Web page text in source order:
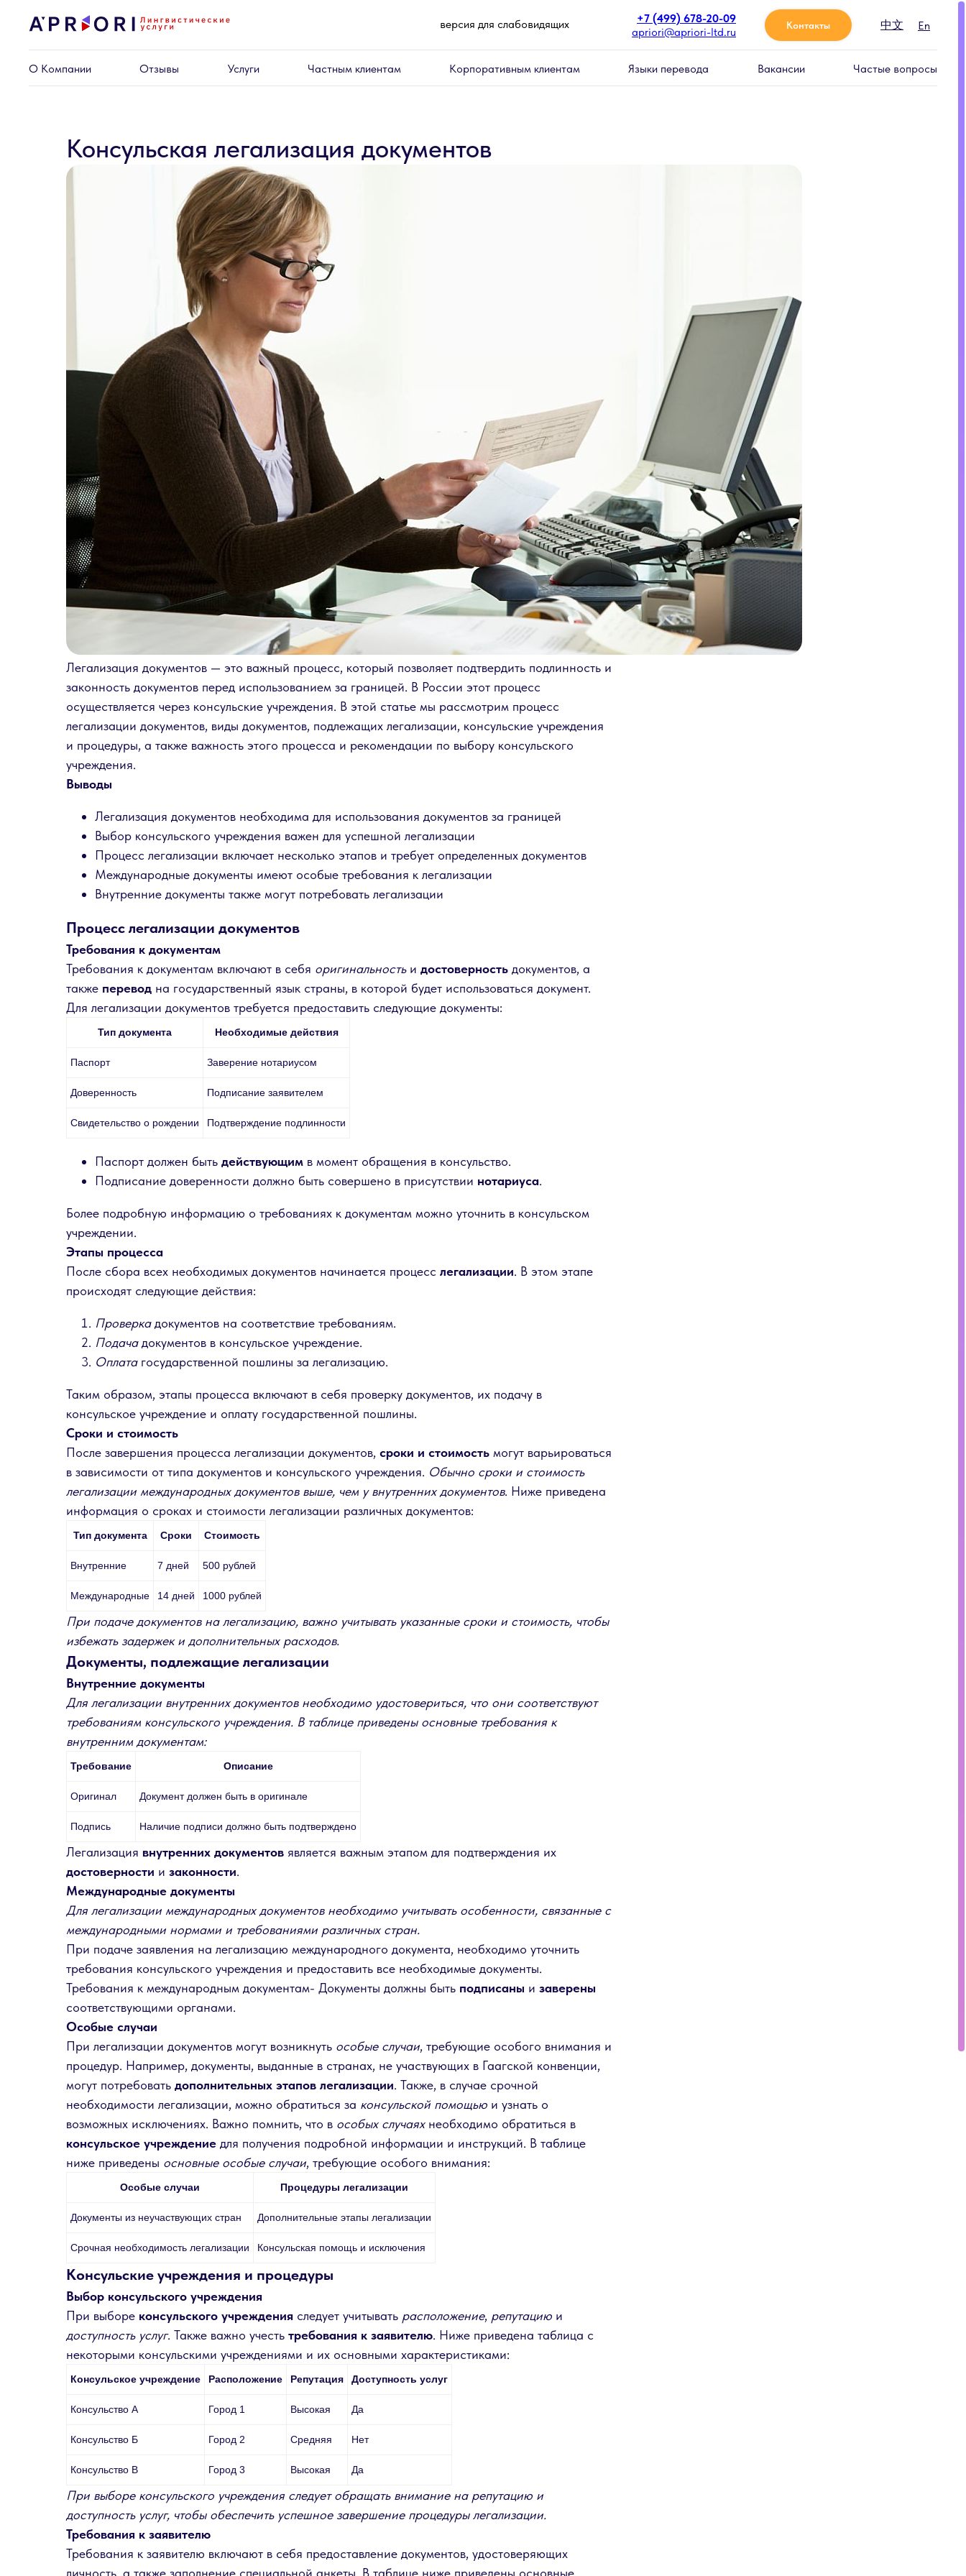
версия для слабовидящих
+7 (499) 678-20-09
apriori@apriori-ltd.ru
Контакты 中文 En
О Компании Отзывы Услуги Частным клиентам Корпоративным клиентам Языки перевода Вакансии Частые вопросы
Консульская легализация документов
Легализация документов — это важный процесс, который позволяет подтвердить подлинность и
законность документов перед использованием за границей. В России этот процесс
осуществляется через консульские учреждения. В этой статье мы рассмотрим процесс
легализации документов, виды документов, подлежащих легализации, консульские учреждения
и процедуры, а также важность этого процесса и рекомендации по выбору консульского
учреждения.
Выводы
Легализация документов необходима для использования документов за границей
Выбор консульского учреждения важен для успешной легализации
Процесс легализации включает несколько этапов и требует определенных документов
Международные документы имеют особые требования к легализации
Внутренние документы также могут потребовать легализации
Процесс легализации документов
Требования к документам
Требования к документам включают в себя оригинальностьи достоверность документов, а
также перевод на государственный язык страны, в которой будет использоваться документ.
Для легализации документов требуется предоставить следующие документы:
Тип документа Необходимые действия
Паспорт Заверение нотариусом
Доверенность Подписание заявителем
Свидетельство о рождении Подтверждение подлинности
Паспорт должен быть действующим в момент обращения в консульство.
Подписание доверенности должно быть совершено в присутствии нотариуса.
Более подробную информацию о требованиях к документам можно уточнить в консульском
учреждении.
Этапы процесса
После сбора всех необходимых документов начинается процесс легализации. В этом этапе
происходят следующие действия:
Проверкадокументов на соответствие требованиям.
Подачадокументов в консульское учреждение.
Оплатагосударственной пошлины за легализацию.
Таким образом, этапы процесса включают в себя проверку документов, их подачу в
консульское учреждение и оплату государственной пошлины.
Сроки и стоимость
После завершения процесса легализации документов, сроки и стоимость могут варьироваться
в зависимости от типа документов и консульского учреждения. Обычно сроки и стоимость
легализации международных документов выше, чем у внутренних документов. Ниже приведена
информация о сроках и стоимости легализации различных документов:
Тип документа Сроки Стоимость
Внутренние 7 дней 500 рублей
Международные 14 дней 1000 рублей
При подаче документов на легализацию, важно учитывать указанные сроки и стоимость, чтобы
избежать задержек и дополнительных расходов.
Документы, подлежащие легализации
Внутренние документы
Для легализации внутренних документов необходимо удостовериться, что они соответствуют
требованиям консульского учреждения. В таблице приведены основные требования к
внутренним документам:
Требование Описание
Оригинал Документ должен быть в оригинале
Подпись Наличие подписи должно быть подтверждено
Легализация внутренних документов является важным этапом для подтверждения их
достоверности и законности.
Международные документы
Для легализации международных документов необходимо учитывать особенности, связанные с
международными нормами и требованиями различных стран.
При подаче заявления на легализацию международного документа, необходимо уточнить
требования консульского учреждения и предоставить все необходимые документы.
Требования к международным документам- Документы должны быть подписаны и заверены
соответствующими органами.
Особые случаи
При легализации документов могут возникнуть особые случаи, требующие особого внимания и
процедур. Например, документы, выданные в странах, не участвующих в Гаагской конвенции,
могут потребовать дополнительных этапов легализации. Также, в случае срочной
необходимости легализации, можно обратиться за консульской помощью и узнать о
возможных исключениях. Важно помнить, что в особых случаяхнеобходимо обратиться в
консульское учреждение для получения подробной информации и инструкций. В таблице
ниже приведены основные особые случаи, требующие особого внимания:
Особые случаи Процедуры легализации
Документы из неучаствующих стран Дополнительные этапы легализации
Срочная необходимость легализации Консульская помощь и исключения
Консульские учреждения и процедуры
Выбор консульского учреждения
При выборе консульского учреждения следует учитывать расположение, репутацию и
доступность услуг. Также важно учесть требования к заявителю. Ниже приведена таблица с
некоторыми консульскими учреждениями и их основными характеристиками:
Консульское учреждение Расположение Репутация Доступность услуг
Консульство А Город 1 Высокая Да
Консульство Б Город 2 Средняя Нет
Консульство В Город 3 Высокая Да
При выборе консульского учреждения следует обращать внимание на репутацию и
доступность услуг, чтобы обеспечить успешное завершение процедуры легализации.
Требования к заявителю
Требования к заявителю включают в себя предоставление документов, удостоверяющих
личность, а также заполнение специальной анкеты. В таблице ниже приведены основные